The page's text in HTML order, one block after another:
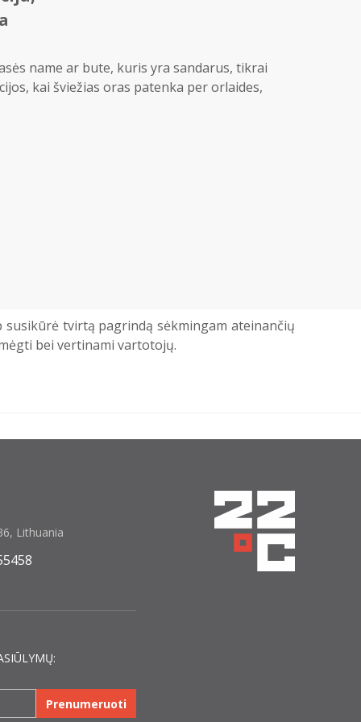
name ar bute, kuris yra sandarus, tikrai
kai šviežias oras patenka per orlaides,
tvirtą pagrindą sėkmingam ateinančių
bei vertinami vartotojų.
Lithuania
Prenumeruoti